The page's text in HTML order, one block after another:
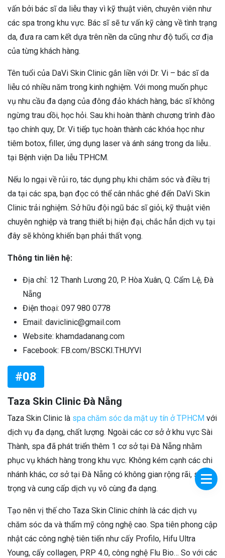
vấn bởi bác sĩ da liễu thay vì kỹ thuật viên, chuyên viên như
các spa trong khu vực. Bác sĩ sẽ tư vấn kỹ càng về tình trạng
da, đưa ra cam kết dựa trên nền da cũng như độ tuổi, cơ địa
của từng khách hàng.
Tên tuổi của DaVi Skin Clinic gắn liền với Dr. Vi – bác sĩ da
liễu có nhiều năm trong kinh nghiệm. Với mong muốn phục
vụ nhu cầu đa dạng của đông đảo khách hàng, bác sĩ không
ngừng trau dồi, học hỏi. Sau khi hoàn thành chương trình đào
tạo chính quy, Dr. Vi tiếp tục hoàn thành các khóa học như
tiêm botox, filler, ứng dụng laser và ánh sáng trong da liễu..
tại Bệnh viện Da liễu TPHCM.
Nếu lo ngại về rủi ro, tác dụng phụ khi chăm sóc và điều trị
da tại các spa, bạn đọc có thể cân nhắc ghé đến DaVi Skin
Clinic trải nghiệm. Sở hữu đội ngũ bác sĩ giỏi, kỹ thuật viên
chuyên nghiệp và trang thiết bị hiện đại, chắc hẳn dịch vụ tại
đây sẽ không khiến bạn phải thất vọng.
Thông tin liên hệ:
Địa chỉ: 12 Thanh Lương 20, P. Hòa Xuân, Q. Cẩm Lệ, Đà
Nẵng
Điện thoại: 097 980 0778
Email: daviclinic@gmail.com
Website: khamdadanang.com
Facebook: FB.com/BSCKI.THUYVI
#08
Taza Skin Clinic Đà Nẵng
Taza Skin Clinic là spa chăm sóc da mặt uy tín ở TPHCM với
dịch vụ đa dạng, chất lượng. Ngoài các cơ sở ở khu vực Sài
Thành, spa đã phát triển thêm 1 cơ sở tại Đà Nẵng nhằm
phục vụ khách hàng trong khu vực. Không kém cạnh các chi
nhánh khác, cơ sở tại Đà Nẵng có không gian rộng rãi, sang
trọng và cung cấp dịch vụ vô cùng đa dạng.
Tạo nên vị thế cho Taza Skin Clinic chính là các dịch vụ
chăm sóc da và thẩm mỹ công nghệ cao. Spa tiên phong cập
nhật các công nghệ tiên tiến như cấy Profilo, Hifu Ultra
Young, cấy collagen, PRP 4.0, công nghệ Flu Bio… So với các